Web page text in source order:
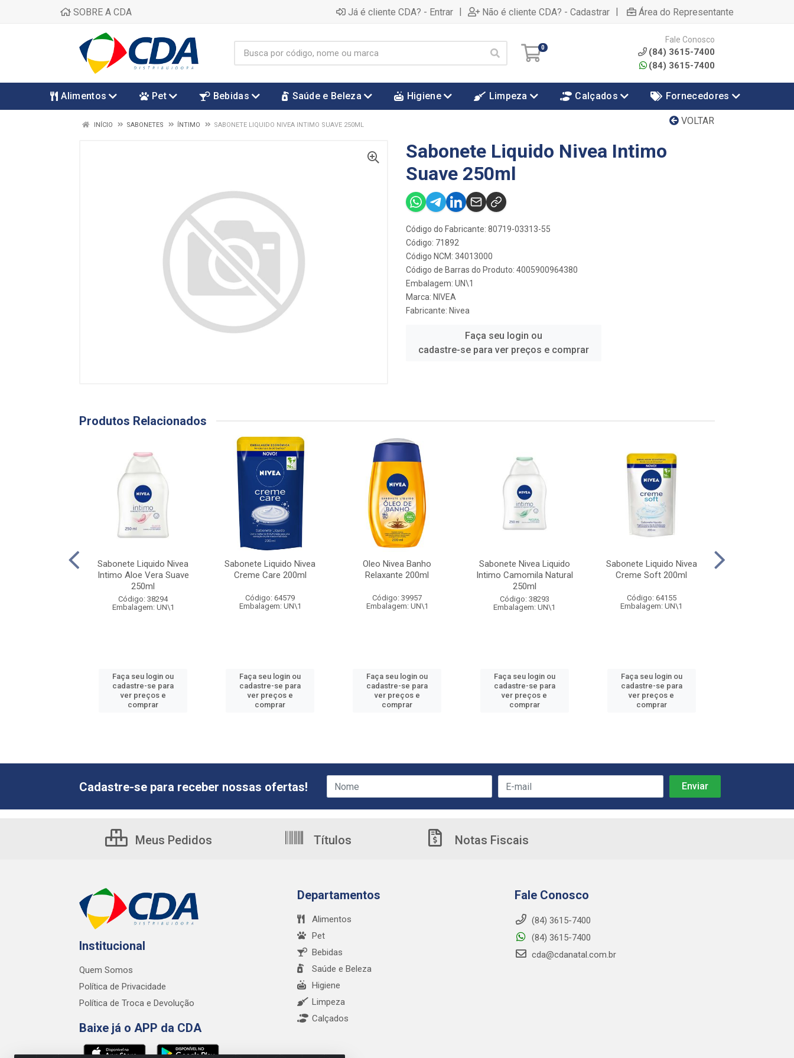
SOBRE A CDA Já é cliente CDA? - Entrar | Não é cliente CDA? - Cadastrar | Área do Representante
0
Fale Conosco
(84) 3615-7400
(84) 3615-7400
Alimentos Pet Bebidas Saúde e Beleza Higiene Limpeza Calçados Fornecedores
VOLTAR
INÍCIO SABONETES ÍNTIMO SABONETE LIQUIDO NIVEA INTIMO SUAVE 250ML
Sabonete Liquido Nivea Intimo
Suave 250ml
Código do Fabricante: 80719-03313-55
Código: 71892
Código NCM: 34013000
Código de Barras do Produto: 4005900964380
Embalagem: UN\1
Marca: NIVEA
Fabricante: Nivea
Faça seu login ou
cadastre-se para ver preços e comprar
Produtos Relacionados
Sabonete Liquido Nivea
Intimo Aloe Vera Suave
250ml
Código: 38294
Embalagem: UN\1
Faça seu login ou
cadastre-se para
ver preços e
comprar
Sabonete Liquido Nivea
Creme Care 200ml
Código: 64579
Embalagem: UN\1
Faça seu login ou
cadastre-se para
ver preços e
comprar
Oleo Nivea Banho
Relaxante 200ml
Código: 39957
Embalagem: UN\1
Faça seu login ou
cadastre-se para
ver preços e
comprar
Sabonete Nivea Liquido
Intimo Camomila Natural
250ml
Código: 38293
Embalagem: UN\1
Faça seu login ou
cadastre-se para
ver preços e
comprar
Sabonete Liquido Nivea
Creme Soft 200ml
Código: 64155
Embalagem: UN\1
Faça seu login ou
cadastre-se para
ver preços e
comprar
Cadastre-se para receber nossas ofertas!
Meus Pedidos Títulos Notas Fiscais
Institucional
Quem Somos
Política de Privacidade
Política de Troca e Devolução
Baixe já o APP da CDA
Departamentos
Alimentos
Pet
Bebidas
Saúde e Beleza
Higiene
Limpeza
Calçados
Fale Conosco
(84) 3615-7400
(84) 3615-7400
cda@cdanatal.com.br